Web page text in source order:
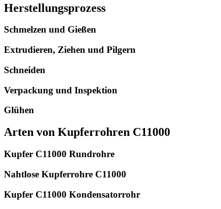
Herstellungsprozess
Schmelzen und Gießen
Extrudieren, Ziehen und Pilgern
Schneiden
Verpackung und Inspektion
Glühen
Arten von Kupferrohren C11000
Kupfer C11000 Rundrohre
Nahtlose Kupferrohre C11000
Kupfer C11000 Kondensatorrohr